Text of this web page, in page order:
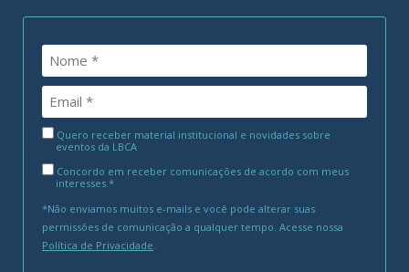
Quero receber material institucional e novidades sobre
eventos da LBCA
Concordo em receber comunicações de acordo com meus
interesses.*
*Não enviamos muitos e-mails e você pode alterar suas
permissões de comunicação a qualquer tempo. Acesse nossa
Política de Privacidade.